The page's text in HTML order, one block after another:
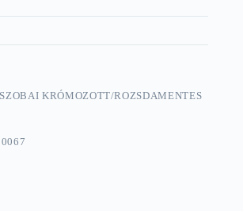
KRÓMOZOTT/ROZSDAMENTES